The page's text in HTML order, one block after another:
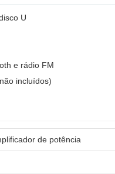
U
e rádio FM
incluídos)
de potência